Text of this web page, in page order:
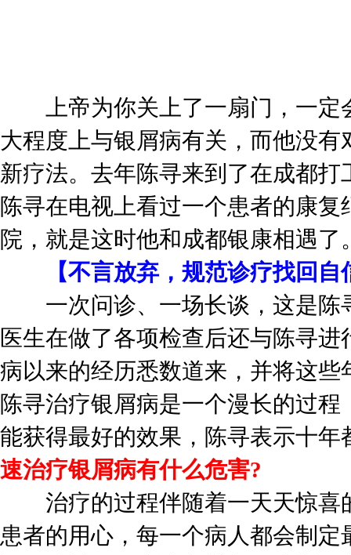
上帝为你关上了一扇门，一定
大程度上与银屑病有关，而他没
新疗法。去年陈寻来到了在成都
陈寻在电视上看过一个患者的康
院，就是这时他和成都银康相遇了
【不言放弃，规范诊疗找回自
一次问诊、一场长谈，这是陈
医生在做了各项检查后还与陈寻
病以来的经历悉数道来，并将这
陈寻治疗银屑病是一个漫长的过
能获得最好的效果，陈寻表示十
速治疗银屑病有什么危害?
治疗的过程伴随着一天天惊喜
患者的用心，每一个病人都会制